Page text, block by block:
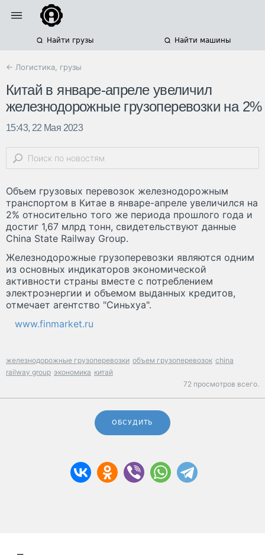
Найти грузы Найти машины
← Логистика, грузы
Китай в январе-апреле увеличил
железнодорожные грузоперевозки на 2%
15:43, 22 Мая 2023
Объем грузовых перевозок железнодорожным
транспортом в Китае в январе-апреле увеличился на
2% относительно того же периода прошлого года и
достиг 1,67 млрд тонн, свидетельствуют данные
China State Railway Group.
Железнодорожные грузоперевозки являются одним
из основных индикаторов экономической
активности страны вместе с потреблением
электроэнергии и объемом выданных кредитов,
отмечает агентство "Синьхуа".
www.finmarket.ru
железнодорожные грузоперевозки объем грузоперевозок china
railway group экономика китай
72 просмотров всего.
ОБСУДИТЬ